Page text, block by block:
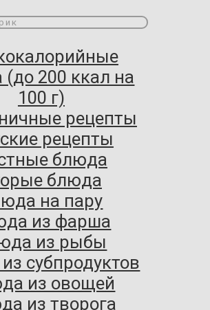
200 ккал на
100 г)
рецепты
рецепты
блюда
блюда
на пару
из фарша
из рыбы
субпродуктов
из овощей
из творога